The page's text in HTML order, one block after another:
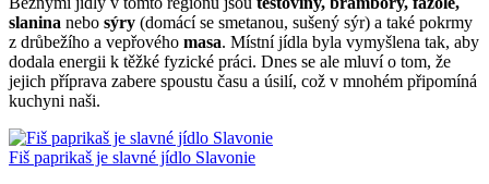
slanina nebo sýry (domácí se smetanou, sušený sýr) a také pokrmy
z drůbežího a vepřového masa. Místní jídla byla vymyšlena tak, aby
dodala energii k těžké fyzické práci. Dnes se ale mluví o tom, že
jejich příprava zabere spoustu času a úsilí, což v mnohém připomíná
kuchyni naši.
Fiš paprikaš je slavné jídlo Slavonie